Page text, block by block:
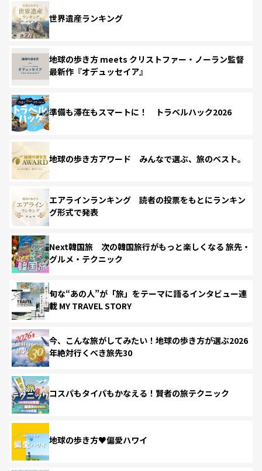
世界遺産ランキング
地球の歩き方 meets クリストファー・ノーラン監督
最新作『オデュッセイア』
準備も滞在もスマートに！ トラベルハック2026
地球の歩き方アワード みんなで選ぶ、旅のベスト。
エアラインランキング 読者の投票をもとにランキン
グ形式で発表
Next韓国旅 次の韓国旅行がもっと楽しくなる 旅先・
グルメ・テクニック
旬な“あの人”が「旅」をテーマに語るインタビュー連
載 MY TRAVEL STORY
今、こんな旅がしてみたい！地球の歩き方が選ぶ2026
年絶対行くべき旅先30
コスパもタイパもかなえる！賢者の旅テクニック
地球の歩き方♥偏愛ハワイ